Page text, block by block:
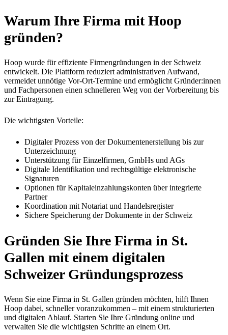
Warum Ihre Firma mit Hoop
gründen?
Hoop wurde für effiziente Firmengründungen in der Schweiz
entwickelt. Die Plattform reduziert administrativen Aufwand,
vermeidet unnötige Vor-Ort-Termine und ermöglicht Gründer:innen
und Fachpersonen einen schnelleren Weg von der Vorbereitung bis
zur Eintragung.
Die wichtigsten Vorteile:
Digitaler Prozess von der Dokumentenerstellung bis zur
Unterzeichnung
Unterstützung für Einzelfirmen, GmbHs und AGs
Digitale Identifikation und rechtsgültige elektronische
Signaturen
Optionen für Kapitaleinzahlungskonten über integrierte
Partner
Koordination mit Notariat und Handelsregister
Sichere Speicherung der Dokumente in der Schweiz
Gründen Sie Ihre Firma in St.
Gallen mit einem digitalen
Schweizer Gründungsprozess
Wenn Sie eine Firma in St. Gallen gründen möchten, hilft Ihnen
Hoop dabei, schneller voranzukommen – mit einem strukturierten
und digitalen Ablauf. Starten Sie Ihre Gründung online und
verwalten Sie die wichtigsten Schritte an einem Ort.